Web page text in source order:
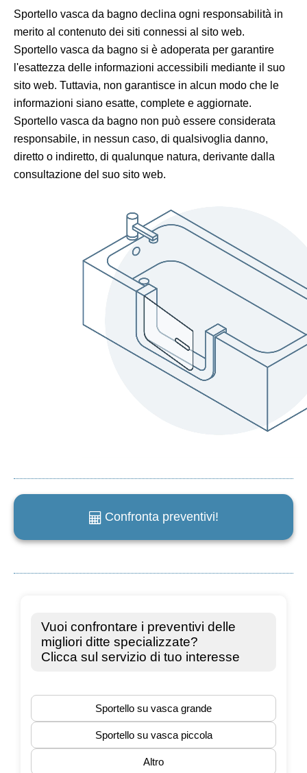
Sportello vasca da bagno declina ogni responsabilità in
merito al contenuto dei siti connessi al sito web.
Sportello vasca da bagno si è adoperata per garantire
l'esattezza delle informazioni accessibili mediante il suo
sito web. Tuttavia, non garantisce in alcun modo che le
informazioni siano esatte, complete e aggiornate.
Sportello vasca da bagno non può essere considerata
responsabile, in nessun caso, di qualsivoglia danno,
diretto o indiretto, di qualunque natura, derivante dalla
consultazione del suo sito web.
eConfronta preventivi!